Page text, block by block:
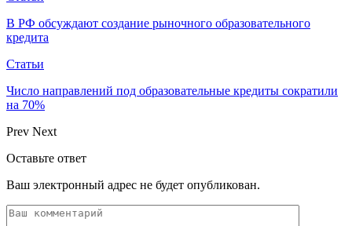
В РФ обсуждают создание рыночного образовательного
кредита
Статьи
Число направлений под образовательные кредиты сократили
на 70%
Prev Next
Оставьте ответ
Ваш электронный адрес не будет опубликован.